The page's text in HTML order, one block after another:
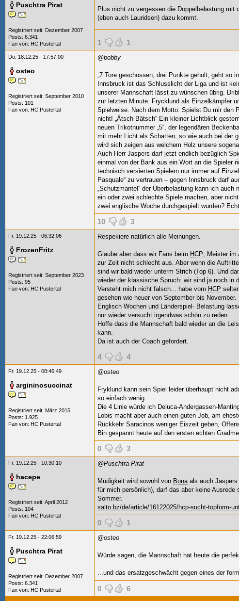
Puschtra Pirat
Registriert seit: Dezember 2007
Posts: 6.341
Fan von: HC Pustertal
Plus nicht zu vergessen die Doppelbelastung mit
(eben auch Lauridsen) dazu kommt.
1 1
Do. 18.12.25 - 17:57:00
osteo
Registriert seit: September 2010
Posts: 101
Fan von: HC Pustertal
@bobby
„7 Tore geschossen, drei Punkte geholt, geht so
Innsbruck ist das Schlusslicht der Liga und ist
unserer Mannschaft lässt zu wünschen übrig.
zur letzten Minute. Frycklund als Einzelkämpfer
Spielweise. Nach dem Motto: Spielst Du mir den
nicht! „Ätsch Bätsch“ Ein kleiner Lichtblick
neuen Trikotnummer „5“, der legendären
mit mehr Licht als Schatten, so wie auch bei der
wird sich zeigen aus welchem Holz unsere
Auch Herr Jaspers darf jetzt endlich bezüglich
einmal von der Bank aus ein Wort an die Spieler
technisch versierten Spielern nur immer auf
Pasquale“ zu vertrauen – gegen Innsbruck darf
„Schutzmantel“ der Überbelastung kann ich
ein oder zwei schlechte Spiele machen, aber
zwei englische Woche durchgespielt wurden?
10 3
Fr. 19.12.25 - 06:32:06
FrozenFritz
Registriert seit: September 2023
Posts: 95
Fan von: HC Pustertal
Respekiere natürlich alle Meinungen.
Glaube aber dass wir Fans beim HCP, Meister im
zur Zeit nicht schlecht aus. Aber wenn die
sind wir bald wieder unterm Strich (Top 6). Und
wieder der klassische Spruch: wir sind ja noch in
Versteht mich nicht falsch... habe vom HCP
gesehen wie heuer von September bis November.
Englisch Wochen und Länderspiel- Belastung
nur wieder versucht irgendwas schön zu reden.
Hoffe dass die Mannschaft bald wieder an die
kann.
Da ist auch der Coach gefordert.
4 4
Fr. 19.12.25 - 08:46:49
argininosuccinat
Registriert seit: März 2015
Posts: 1.925
Fan von: HC Pustertal
@osteo
Fryklund kann sein Spiel leider überhaupt nicht
so einfach wenig.....
Die 4 Linie würde ich Deluca-Andergassen-
Lobis macht aber auch einen guten Job, am
Rückkehr Saracinos weniger Eiszeit geben,
Bin gespannt heute auf den ersten echten
0 3
Fr. 19.12.25 - 10:30:10
hacepe
Registriert seit: April 2012
Posts: 104
Fan von: HC Pustertal
@Puschtra Pirat
Müdigkeit wird sowohl von Bonaals auch Jaspers
für mich persönlich), darf das aber keine
Sommer.
salto.bz/de/article/16122025/hcp-sucht-topform-
0 1
Fr. 19.12.25 - 22:06:59
Puschtra Pirat
Registriert seit: Dezember 2007
Posts: 6.341
Fan von: HC Pustertal
@osteo
Würde sagen, die Mannschaft hat heute die
...und das ersatzgeschwächt gegen eines der
0 6